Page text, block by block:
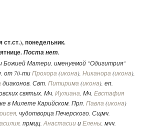
ст.ст.), понедельник.
Поста нет.
Божией Матери, именуемой "Одигитрия"
от 70-тиПрохора (икона),Никанора (икона),
диаконов. Свт.Питирима (икона), еп.
святых. Мч.Иулиана. Мч.Евстафия
в Милете Карийском. Прп.Павла (икона)
, чудотворца Печерского. Сщмч.
, прмцц.Анастасии иЕлены, мчч.